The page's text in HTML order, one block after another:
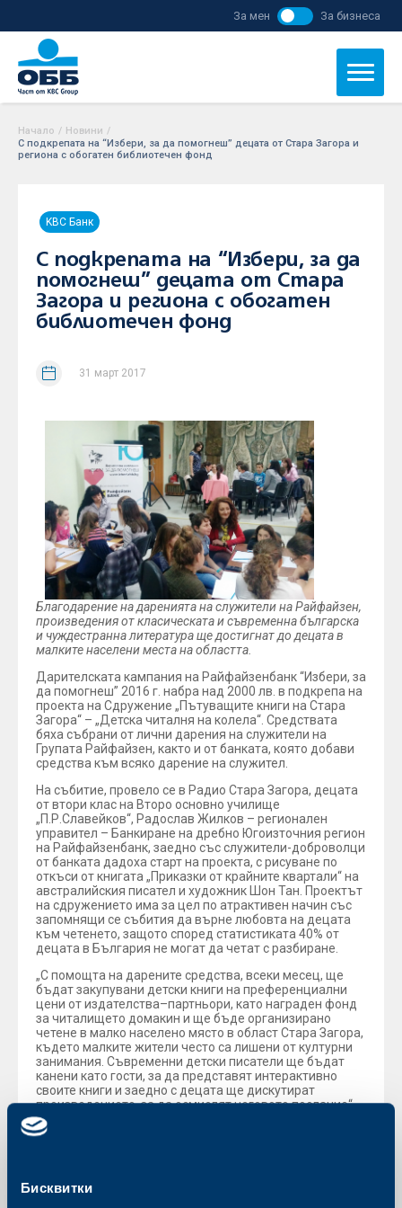
Бисквитки
За мен За бизнеса
Начало / Новини /
С подкрепата на “Избери, за да помогнеш” децата от Стара Загора и
региона с обогатен библиотечен фонд
KBC Банк
С подкрепата на “Избери, за да
помогнеш” децата от Стара
Загора и региона с обогатен
библиотечен фонд
31 март 2017
Благодарение на даренията на служители на Райфайзен,
произведения от класическата и съвременна българска
и чуждестранна литература ще достигнат до децата в
малките населени места на областта.
Дарителската кампания на Райфайзенбанк “Избери, за
да помогнеш” 2016 г. набра над 2000 лв. в подкрепа на
проекта на Сдружение „Пътуващите книги на Стара
Загора“ – „Детска читалня на колела“. Средствата
бяха събрани от лични дарения на служители на
Групата Райфайзен, както и от банката, която добави
средства към всяко дарение на служител.
На събитие, провело се в Радио Стара Загора, децата
от втори клас на Второ основно училище
„П.Р.Славейков“, Радослав Жилков – регионален
управител – Банкиране на дребно Югоизточния регион
на Райфайзенбанк, заедно със служители-доброволци
от банката дадоха старт на проекта, с рисуване по
откъси от книгата „Приказки от крайните квартали“ на
австралийския писател и художник Шон Тан. Проектът
на сдружението има за цел по атрактивен начин със
запомнящи се събития да върне любовта на децата
към четенето, защото според статистиката 40% от
децата в България не могат да четат с разбиране.
„С помощта на дарените средства, всеки месец, ще
бъдат закупувани детски книги на преференциални
цени от издателства–партньори, като награден фонд
за читалището домакин и ще бъде организирано
четене в малко населено място в област Стара Загора,
където малките жители често са лишени от културни
занимания. Съвременни детски писатели ще бъдат
канени като гости, за да представят интерактивно
своите книги и заедно с децата ще дискутират
произведението, за да осмислят неговото послание“,
коментира Олга Клисурова, председетел на
сдружението.
из цялата страна.